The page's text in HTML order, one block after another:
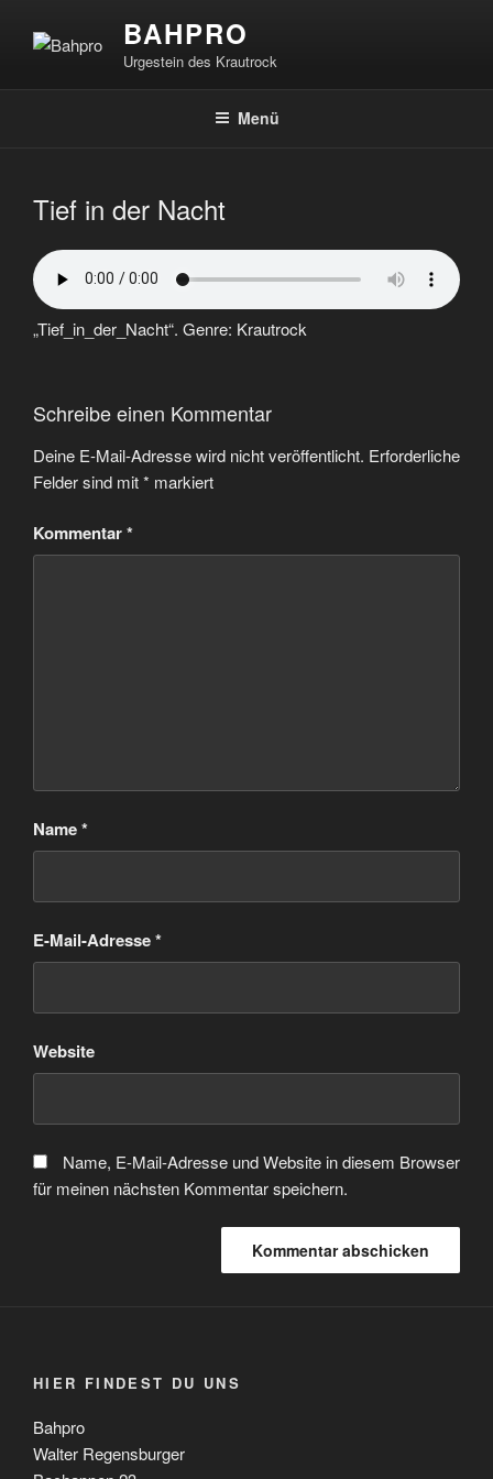
Inhalt
BAHPRO
Urgestein des Krautrock
Menü
Tief in der Nacht
„Tief_in_der_Nacht“. Genre: Krautrock
Schreibe einen Kommentar
Deine E-Mail-Adresse wird nicht veröffentlicht. Erforderliche
Felder sind mit* markiert
Kommentar*
Name*
E-Mail-Adresse*
Website
Name, E-Mail-Adresse und Website in diesem Browser
für meinen nächsten Kommentar speichern.
HIER FINDEST DU UNS
Bahpro
Walter Regensburger